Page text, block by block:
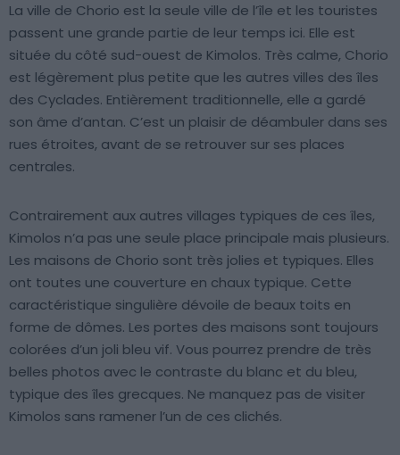
La ville de Chorio est la seule ville de l’île et les touristes
passent une grande partie de leur temps ici. Elle est
située du côté sud-ouest de Kimolos. Très calme, Chorio
est légèrement plus petite que les autres villes des îles
des Cyclades. Entièrement traditionnelle, elle a gardé
son âme d’antan. C’est un plaisir de déambuler dans ses
rues étroites, avant de se retrouver sur ses places
centrales.
Contrairement aux autres villages typiques de ces îles,
Kimolos n’a pas une seule place principale mais plusieurs.
Les maisons de Chorio sont très jolies et typiques. Elles
ont toutes une couverture en chaux typique. Cette
caractéristique singulière dévoile de beaux toits en
forme de dômes. Les portes des maisons sont toujours
colorées d’un joli bleu vif. Vous pourrez prendre de très
belles photos avec le contraste du blanc et du bleu,
typique des îles grecques. Ne manquez pas de visiter
Kimolos sans ramener l’un de ces clichés.